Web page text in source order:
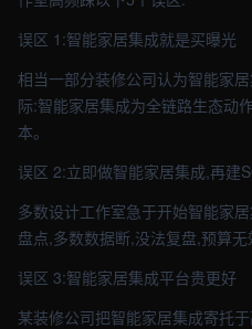
误区 1:智能家居集成就是买曝光
相当一部分装修公司认为智能家
际:智能家居集成为全链路生态动
本。
误区 2:立即做智能家居集成,再建
多数设计工作室急于开始智能家
盘点,多数数据断,没法复盘,预算无
误区 3:智能家居集成平台贵更好
某装修公司把智能家居集成寄托